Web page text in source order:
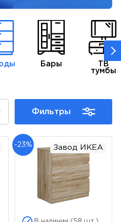
Бары
ТВ
тумбы
Фильтры
-23% Завод ИКЕА